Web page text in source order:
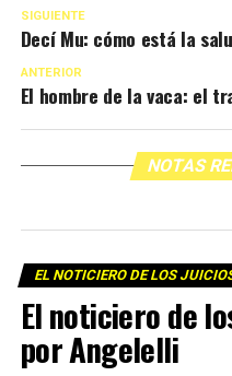
SIGUIENTE
Decí Mu: cómo está la
ANTERIOR
El hombre de la vaca: el
NOTAS
EL NOTICIERO DE LOS
El noticiero de
por Angelelli